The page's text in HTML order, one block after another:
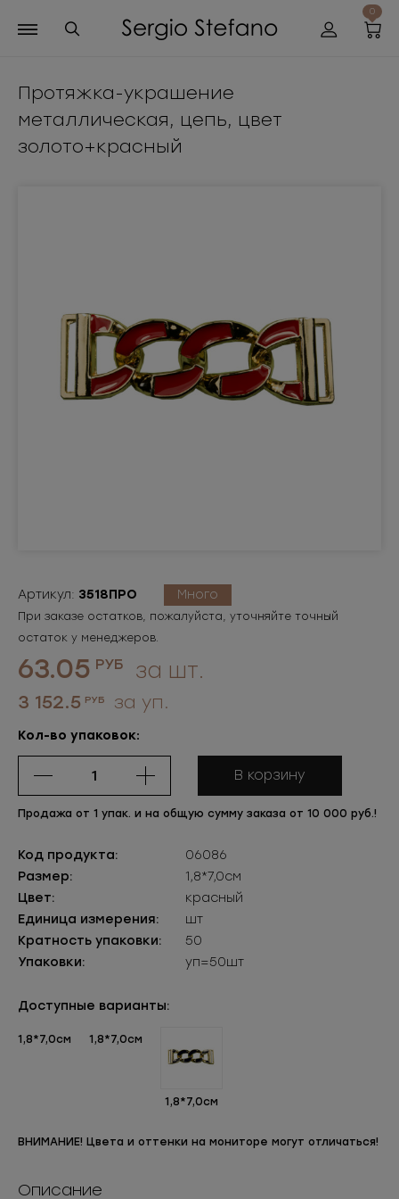
0
Протяжка-украшение
металлическая, цепь, цвет
золото+красный
Артикул: 3518ПРО Много
При заказе остатков, пожалуйста, уточняйте точный
остаток у менеджеров.
63.05 РУБ за шт.
3 152.5 РУБ за уп.
Кол-во упаковок:
В корзину
Продажа от 1 упак. и на общую сумму заказа от 10 000 руб.!
Код продукта:
06086
Размер:
1,8*7,0см
Цвет:
красный
Единица измерения:
шт
Кратность упаковки:
50
Упаковки:
уп=50шт
Доступные варианты:
1,8*7,0см 1,8*7,0см
1,8*7,0см
ВНИМАНИЕ! Цвета и оттенки на мониторе могут отличаться!
Описание